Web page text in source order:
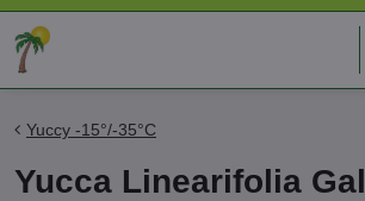
Yuccy -15°/-35°C
Yucca Linearifolia